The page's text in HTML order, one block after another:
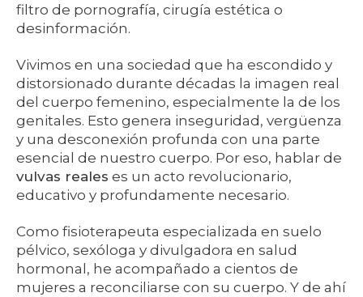
filtro de pornografía, cirugía estética o
desinformación.
Vivimos en una sociedad que ha escondido y
distorsionado durante décadas la imagen real
del cuerpo femenino, especialmente la de los
genitales. Esto genera inseguridad, vergüenza
y una desconexión profunda con una parte
esencial de nuestro cuerpo. Por eso, hablar de
vulvas reales es un acto revolucionario,
educativo y profundamente necesario.
Como fisioterapeuta especializada en suelo
pélvico, sexóloga y divulgadora en salud
hormonal, he acompañado a cientos de
mujeres a reconciliarse con su cuerpo. Y de ahí